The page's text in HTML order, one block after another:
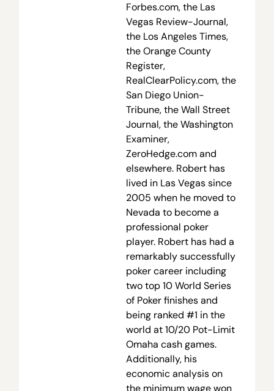
Forbes.com, the Las
Vegas Review-Journal,
the Los Angeles Times,
the Orange County
Register,
RealClearPolicy.com, the
San Diego Union-
Tribune, the Wall Street
Journal, the Washington
Examiner,
ZeroHedge.com and
elsewhere. Robert has
lived in Las Vegas since
2005 when he moved to
Nevada to become a
professional poker
player. Robert has had a
remarkably successfully
poker career including
two top 10 World Series
of Poker finishes and
being ranked #1 in the
world at 10/20 Pot-Limit
Omaha cash games.
Additionally, his
economic analysis on
the minimum wage won